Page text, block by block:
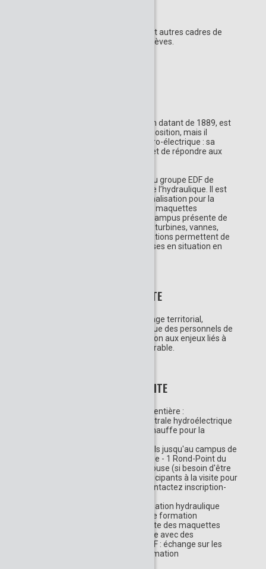
Visite réservée aux enseignants et autres cadres de
l’éducation nationale sans leurs élèves.
Le site EDF Bazacle, ancien moulin datant de 1889, est
bien connu pour son espace d'exposition, mais il
contient surtout une centrale hydro-électrique : sa
puissance de 3 mégawatts permet de répondre aux
Le centre de formation national du groupe EDF de
Toulouse est dédié aux métiers de l’hydraulique. Il est
exploité par l'Unité de professionnalisation pour la
performance industrielle. Doté de maquettes
pédagogiques sophistiquées, ce campus présente de
véritables « morceaux d’usines » : turbines, vannes,
moteurs... Ces différentes installations permettent de
réaliser des formations et des mises en situation en
DESCRIPTION DE LA VISITE
Responsabilité d'entreprise, ancrage territorial,
contribution à la formation continue des personnels de
l’Éducation Nationale, sensibilisation aux enjeux liés à
l'énergie et au développement durable.
INFORMATIONS SUR LE SITE
La visite se déroule sur la journée entière :
/ Matinée : Visite guidée de la Centrale hydroélectrique
et visite libre de l'exposition "Ça chauffe pour la
/ Trajet par vos moyens personnels jusqu'au campus de
formation hydraulique de Toulouse - 1 Rond-Point du
Général Eisenhower - 31100 Toulouse (si besoin d'être
mis en relation avec d'autres participants à la visite pour
l'organisation d'un covoiturage contactez inscription-
/ Déjeuner sur le Campus de formation hydraulique
/ Après-midi : Visite du Campus de formation
hydraulique : ateliers de découverte des maquettes
utilisées en formation et rencontre avec des
professionnels de formation d’EDF : échange sur les
besoins en recrutement et en formation